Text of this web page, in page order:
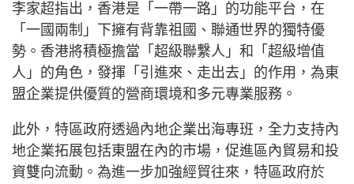
李家超指出，香港是「一帶一路」的功能平台，在
「一國兩制」下擁有背靠祖國、聯通世界的獨特優
勢。香港將積極擔當「超級聯繫人」和「超級增值
人」的角色，發揮「引進來、走出去」的作用，為東
盟企業提供優質的營商環境和多元專業服務。
此外，特區政府透過內地企業出海專班，全力支持內
地企業拓展包括東盟在內的市場，促進區內貿易和投
資雙向流動。為進一步加強經貿往來，特區政府於